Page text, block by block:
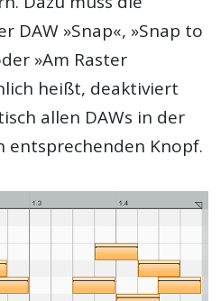
DAW »Snap«, »Snap to
»Am Raster
heißt, deaktiviert
allen DAWs in der
entsprechenden Knopf.